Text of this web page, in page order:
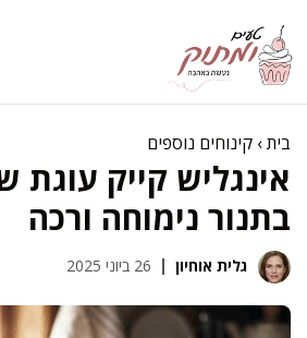
לתוכן
בית› קינוחים נוספים
אינגליש קייק עוגת
בתנור נימוחה ורכה
גלית אוחיון 26 ביוני 2025